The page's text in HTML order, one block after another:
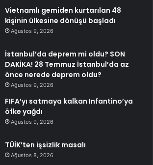
Vietnamlı gemiden kurtarılan 48
kişinin ülkesine dönüşü başladı
Ağustos 9, 2026
İstanbul’da deprem mi oldu? SON
DAKİKA! 28 Temmuz İstanbul’da az
önce nerede deprem oldu?
Ağustos 9, 2026
FIFA’yı satmaya kalkan Infantino’ya
öfke yağdı
Ağustos 9, 2026
TÜİK’ten işsizlik masalı
Ağustos 8, 2026